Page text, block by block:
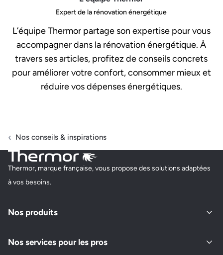
Expert de la rénovation énergétique
L’équipe Thermor partage son expertise pour vous
accompagner dans la rénovation énergétique. À
travers ses articles, profitez de conseils concrets
pour améliorer votre confort, consommer mieux et
réduire vos dépenses énergétiques.
Nos conseils & inspirations
Thermor, marque française, vous propose des solutions adaptées
à vos besoins.
Nos produits
Nos services pour les pros